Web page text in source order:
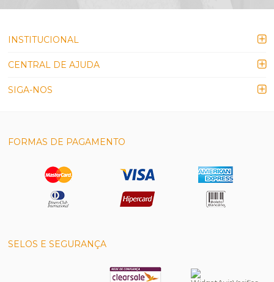
INSTITUCIONAL
CENTRAL DE AJUDA
SIGA-NOS
FORMAS DE PAGAMENTO
SELOS E SEGURANÇA